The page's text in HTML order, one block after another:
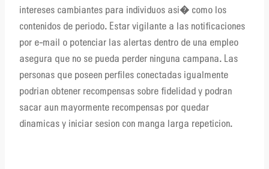
intereses cambiantes para individuos asi� como los
contenidos de periodo. Estar vigilante a las notificaciones
por e-mail o potenciar las alertas dentro de una empleo
asegura que no se pueda perder ninguna campana. Las
personas que poseen perfiles conectadas igualmente
podrian obtener recompensas sobre fidelidad y podran
sacar aun mayormente recompensas por quedar
dinamicas y iniciar sesion con manga larga repeticion.